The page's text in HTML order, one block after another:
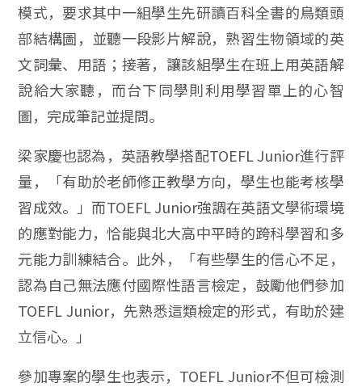
模式，要求其中一組學生先研讀百科全書的鳥類頭
部結構圖，並聽一段影片解說，熟習生物領域的英
文詞彙、用語；接著，讓該組學生在班上用英語解
說給大家聽，而台下同學則利用學習單上的心智
圖，完成筆記並提問。
梁家慶也認為，英語教學搭配TOEFL Junior進行評
量，「有助於老師修正教學方向，學生也能考核學
習成效。」而TOEFL Junior強調在英語文學術環境
的應對能力，恰能與北大高中平時的跨科學習和多
元能力訓練結合。此外，「有些學生的信心不足，
認為自己無法應付國際性語言檢定，鼓勵他們參加
TOEFL Junior，先熟悉這類檢定的形式，有助於建
立信心。」
參加專案的學生也表示，TOEFL Junior不但可檢測